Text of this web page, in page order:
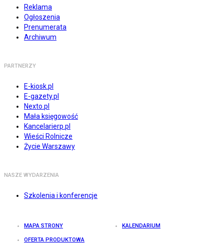
Reklama
Ogłoszenia
Prenumerata
Archiwum
PARTNERZY
E-kiosk.pl
E-gazety.pl
Nexto.pl
Mała księgowość
Kancelarierp.pl
Wieści Rolnicze
Życie Warszawy
NASZE WYDARZENIA
Szkolenia i konferencje
MAPA STRONY KALENDARIUM
OFERTA PRODUKTOWA